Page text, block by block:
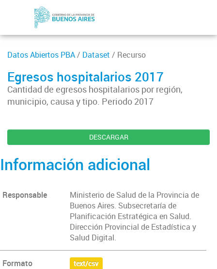
Datos Abiertos PBA/ Dataset / Recurso
Egresos hospitalarios 2017
Cantidad de egresos hospitalarios por región,
municipio, causa y tipo. Periodo 2017
DESCARGAR
Información adicional
Responsable
Ministerio de Salud de la Provincia de
Buenos Aires. Subsecretaría de
Planificación Estratégica en Salud.
Dirección Provincial de Estadística y
Salud Digital.
Formato text/csv